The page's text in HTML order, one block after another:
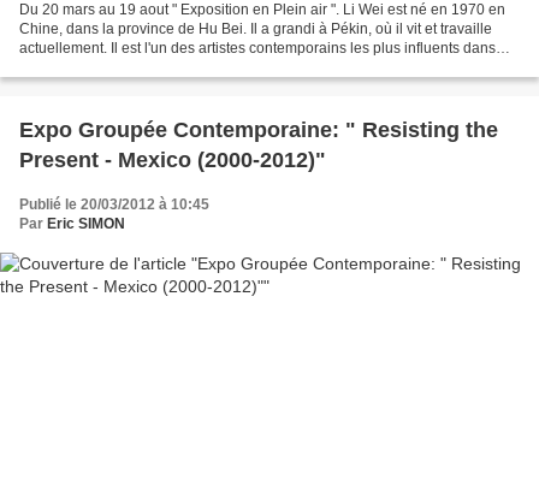
Du 20 mars au 19 aout " Exposition en Plein air ". Li Wei est né en 1970 en
Chine, dans la province de Hu Bei. Il a grandi à Pékin, où il vit et travaille
actuellement. Il est l'un des artistes contemporains les plus influents dans
Expo Groupée Contemporaine: " Resisting the
Present - Mexico (2000-2012)"
Publié le 20/03/2012 à 10:45
Par Eric SIMON